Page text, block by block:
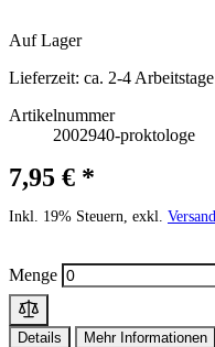
Auf Lager
Lieferzeit: ca. 2-4
Artikelnummer
2002940-proktologe
7,95 € *
Inkl. 19% Steuern, exkl.
Menge
Details Mehr Informationen